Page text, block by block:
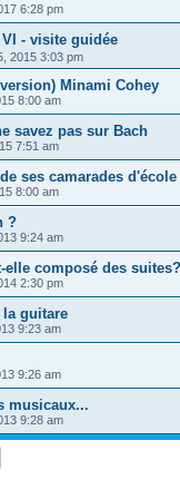
6:28 pm
- visite guidée
2015 3:03 pm
Minami Cohey
8:00 am
savez pas sur Bach
7:51 am
ses camarades d'école
8:00 am
?
9:24 am
elle composé des suites?
2:30 pm
guitare
9:23 am
9:26 am
musicaux...
9:28 am